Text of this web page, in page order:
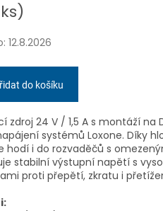
12.8.2026
do košíku
zdroj 24 V / 1,5 A s montáží na
systémů Loxone. Díky
hodí i do rozvaděčů s
stabilní výstupní napětí s
proti přepětí, zkratu i